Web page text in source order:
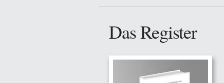
Das Register